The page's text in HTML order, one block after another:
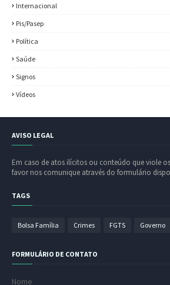
Internacional
Pis/Pasep
Política
Saúde
Signos
Vídeos
AVISO LEGAL
Em caso de atos ilícitos ou conteúdo que viole
favor nos comunique através do formulário
TAGS
Bolsa Família Crimes FGTS Governo
FORMULÁRIO DE CONTATO
Nome